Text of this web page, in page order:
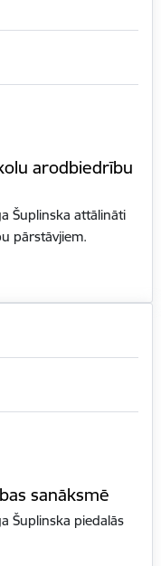
arodbiedrību
Šuplinska attālināti
pārstāvjiem.
sanāksmē
Šuplinska piedalās